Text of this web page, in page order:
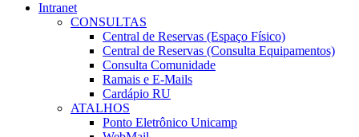
Intranet
CONSULTAS
Central de Reservas (Espaço Físico)
Central de Reservas (Consulta Equipamentos)
Consulta Comunidade
Ramais e E-Mails
Cardápio RU
ATALHOS
Ponto Eletrônico Unicamp